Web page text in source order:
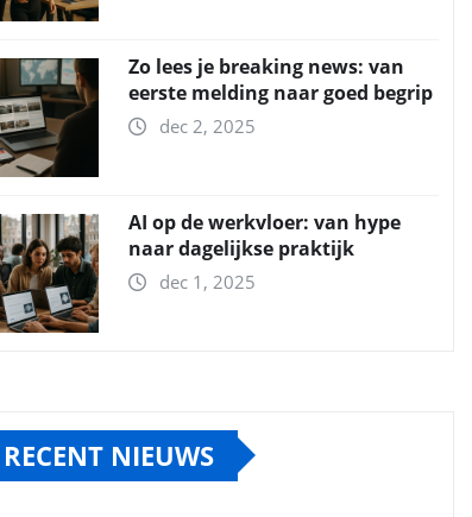
Zo lees je breaking news: van
eerste melding naar goed begrip
dec 2, 2025
AI op de werkvloer: van hype
naar dagelijkse praktijk
dec 1, 2025
RECENT NIEUWS